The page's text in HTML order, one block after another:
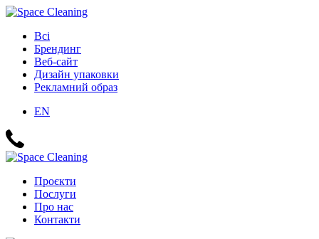
Всі
Брендинг
Веб-сайт
Дизайн упаковки
Рекламний образ
EN
Проєкти
Послуги
Про нас
Контакти